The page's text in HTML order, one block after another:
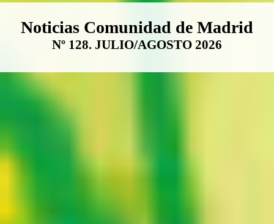
Boletín Noticias Comunidad de
Noticias Comunidad de Madrid
Nº 128. JULIO/AGOSTO 2026